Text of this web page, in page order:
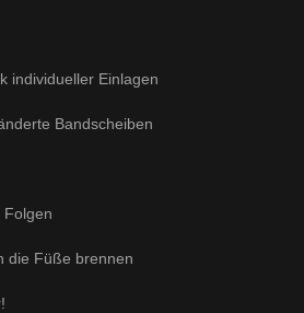
individueller Einlagen
Bandscheiben
Folgen
die Füße brennen